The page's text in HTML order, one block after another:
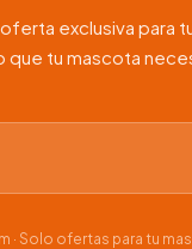
exclusiva para
que tu mascota
· Solo ofertas para tu